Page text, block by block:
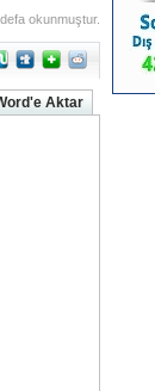
okunmuştur.
Aktar